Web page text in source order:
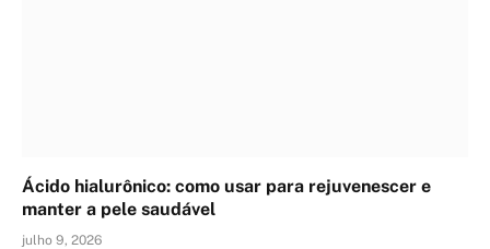
Ácido hialurônico: como usar para rejuvenescer e
manter a pele saudável
julho 9, 2026